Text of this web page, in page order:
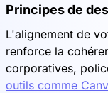
Principes de
L'alignement de
renforce la
corporatives,
outils comme